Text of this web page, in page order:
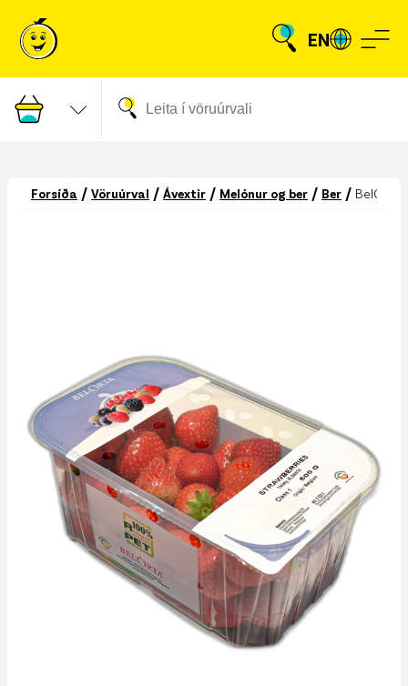
EN
Forsíða / Vöruúrval / Ávextir / Melónur og ber / Ber / BelOrta